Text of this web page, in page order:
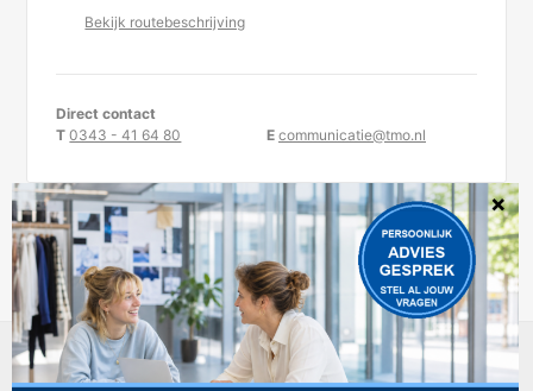
Bekijk routebeschrijving
Direct contact
T0343 - 41 64 80 E communicatie@tmo.nl
KvK-nummer 30234957
TMO is statutair gevestigd te Doorn.
DISCLAIMER PRIVACYREGELEMENT COOKIEBELEID